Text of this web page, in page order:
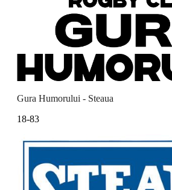
Gura Humorului - Steaua
18-83